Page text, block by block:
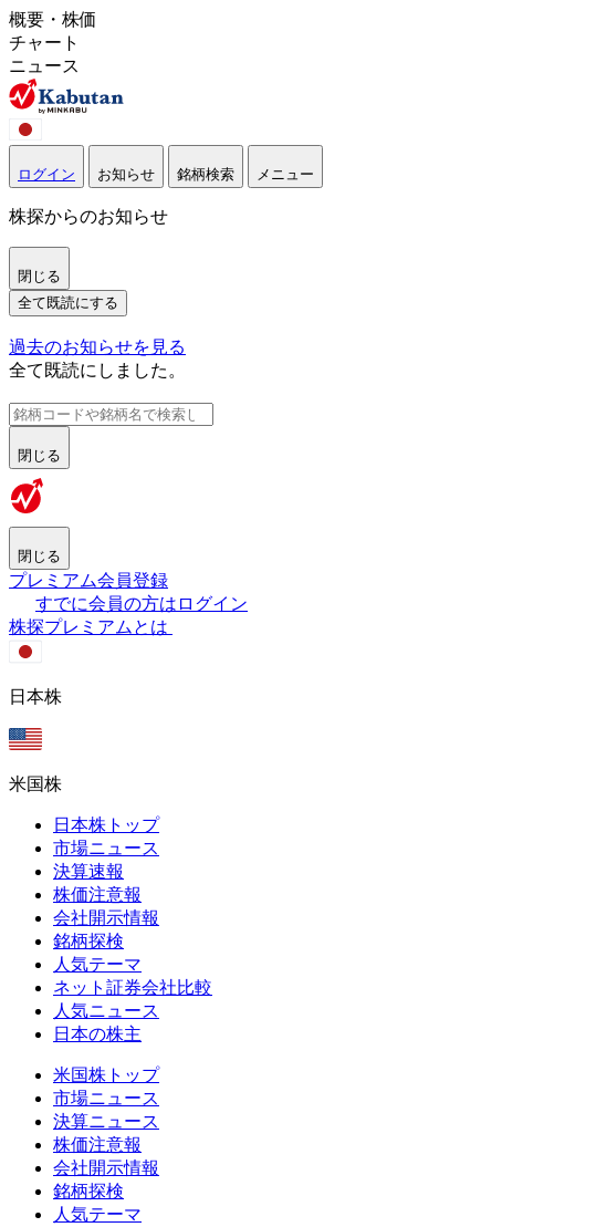
概要・株価
チャート
ニュース
ログイン お知らせ 銘柄検索 メニュー
株探からのお知らせ
閉じる
全て既読にする
過去のお知らせを見る
全て既読にしました。
閉じる
閉じる
プレミアム会員登録
すでに会員の方はログイン
株探プレミアムとは
日本株
米国株
日本株トップ
市場ニュース
決算速報
株価注意報
会社開示情報
銘柄探検
人気テーマ
ネット証券会社比較
人気ニュース
日本の株主
米国株トップ
市場ニュース
決算ニュース
株価注意報
会社開示情報
銘柄探検
人気テーマ